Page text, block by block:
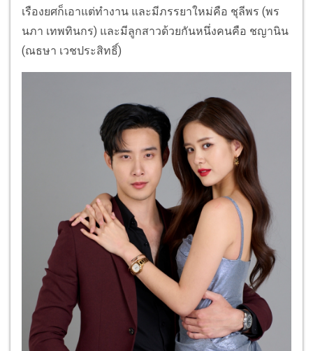
เรืองยศก็เอาแต่ทำงาน และมีภรรยาใหม่คือ ชุลีพร (พร
นภา เทพทินกร) และมีลูกสาวด้วยกันหนึ่งคนคือ ชญานิน
(ณธษา เวชประสิทธิ์)